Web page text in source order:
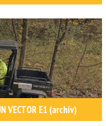
VECTOR E1 (archív)